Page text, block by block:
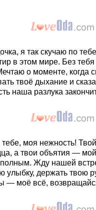
я так скучаю по
в этом мире. Без
о моменте, когда
твоё дыхание и
наша разлука
тебе, моя нежность!
а твои объятия —
Жду нашей
улыбку, держать твою
— моё всё,